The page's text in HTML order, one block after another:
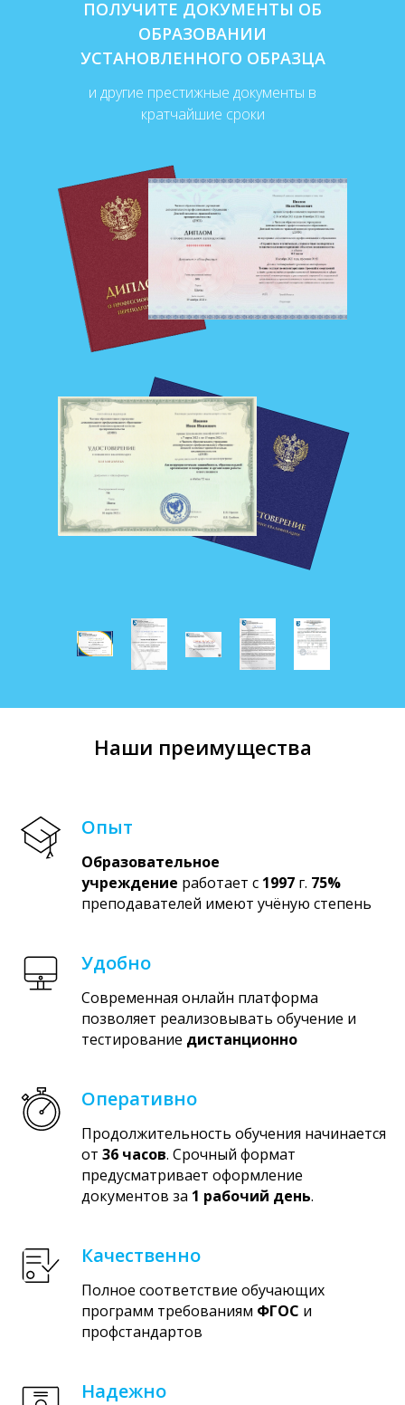
и другие престижные документы в
кратчайшие сроки
ПОЛУЧИТЕ ДОКУМЕНТЫ ОБ
ОБРАЗОВАНИИ
УСТАНОВЛЕННОГО ОБРАЗЦА
Наши преимущества
Опыт
Образовательное
учреждение работает с 1997 г. 75%
преподавателей имеют учёную степень
Удобно
Современная онлайн платформа
позволяет реализовывать обучение и
тестирование дистанционно
Оперативно
Продолжительность обучения начинается
от 36 часов. Срочный формат
предусматривает оформление
документов за 1 рабочий день.
Качественно
Полное соответствие обучающих
программ требованиям ФГОС и
профстандартов
Надежно